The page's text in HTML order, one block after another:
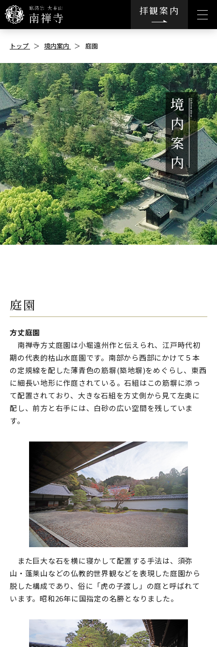
拝観案内
トップ 境内案内 庭園
境
内
案
内
庭園
方丈庭園
南禅寺方丈庭園は小堀遠州作と伝えられ、江戸時代初
期の代表的枯山水庭園です。南部から西部にかけて５本
の定規線を配した薄青色の筋塀(築地塀)をめぐらし、東西
に細長い地形に作庭されている。石組はこの筋塀に添っ
て配置されており、大きな石組を方丈側から見て左奥に
配し、前方と右手には、白砂の広い空間を残していま
す。
また巨大な石を横に寝かして配置する手法は、須弥
山・蓬莱山などの仏教的世界観などを表現した庭園から
脱した構成であり、俗に「虎の子渡し」の庭と呼ばれて
います。昭和26年に国指定の名勝となりました。